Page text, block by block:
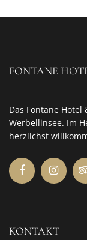
FONTANE
Das Fontane
Werbellinsee. Im
herzlichst
KONTAKT